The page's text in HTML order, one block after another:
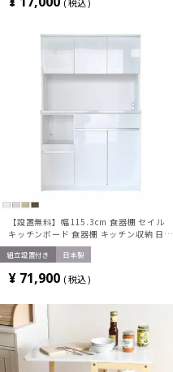
キッチン 日本製
税込
【設置無料】幅115.3cm 食器棚 セイル
キッチンボード 食器棚 キッチン収納 日本
製
組立設置付き 日本製
¥ 71,900 税込